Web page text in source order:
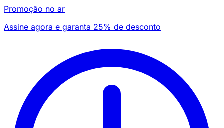
Promoção no ar
Assine agora e garanta 25% de desconto